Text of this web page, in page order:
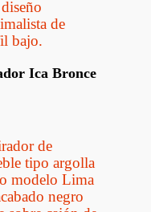
Más Ica Bronce